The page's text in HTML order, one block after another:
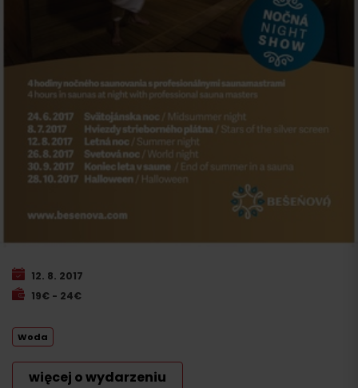
12. 8. 2017
19€ - 24€
Woda
więcej o wydarzeniu